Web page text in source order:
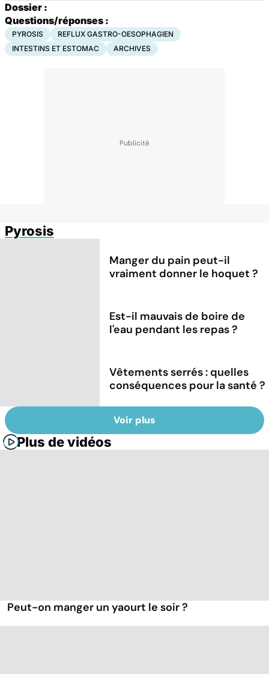
Dossier :
Questions/réponses :
PYROSIS
REFLUX GASTRO-OESOPHAGIEN
INTESTINS ET ESTOMAC
ARCHIVES
Pyrosis
Manger du pain peut-il
vraiment donner le hoquet ?
Est-il mauvais de boire de
l'eau pendant les repas ?
Vêtements serrés : quelles
conséquences pour la santé ?
Voir plus
Plus de vidéos
Peut-on manger un yaourt le soir ?